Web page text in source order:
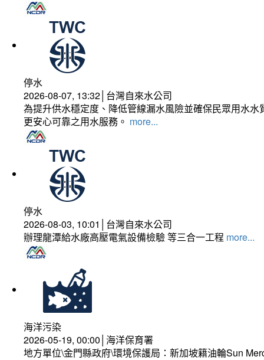
停水
2026-08-07, 13:32│台灣自來水公司
為提升供水穩定度、降低管線漏水風險並確保民眾用水
更安心可靠之用水服務。 more...
停水
2026-08-03, 10:01│台灣自來水公司
辦理龍潭給水廠高壓電氣設備檢驗 等三合一工程 more...
海洋污染
2026-05-19, 00:00│海洋保育署
地方單位\金門縣政府\環境保護局：新加坡籍油輪Sun